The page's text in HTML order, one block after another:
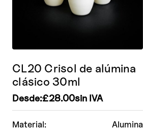
Material:
Alumina
CL20 Crisol de alúmina
clásico 30ml
Desde:£28.00sin IVA